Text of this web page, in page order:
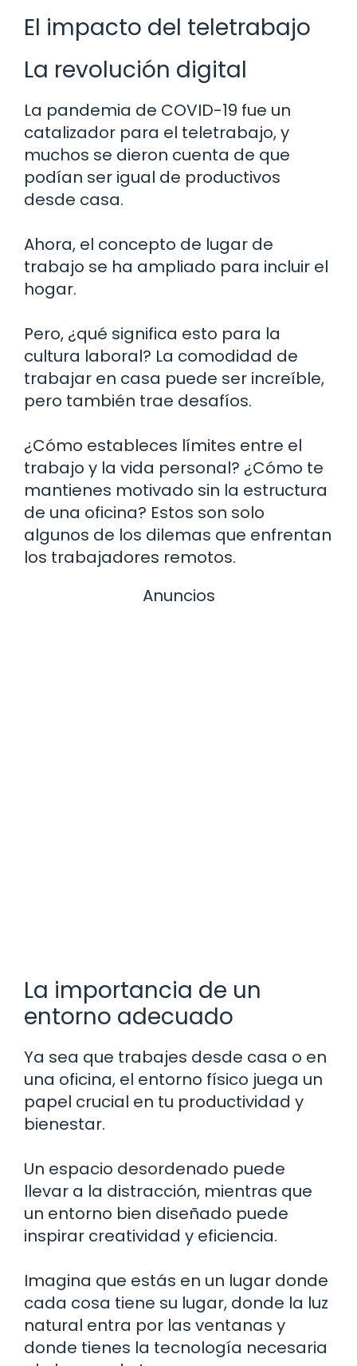
El impacto del teletrabajo
La revolución digital
La pandemia de COVID-19 fue un
catalizador para el teletrabajo, y
muchos se dieron cuenta de que
podían ser igual de productivos
desde casa.
Ahora, el concepto de lugar de
trabajo se ha ampliado para incluir el
hogar.
Pero, ¿qué significa esto para la
cultura laboral? La comodidad de
trabajar en casa puede ser increíble,
pero también trae desafíos.
¿Cómo estableces límites entre el
trabajo y la vida personal? ¿Cómo te
mantienes motivado sin la estructura
de una oficina? Estos son solo
algunos de los dilemas que enfrentan
los trabajadores remotos.
Anuncios
La importancia de un
entorno adecuado
Ya sea que trabajes desde casa o en
una oficina, el entorno físico juega un
papel crucial en tu productividad y
bienestar.
Un espacio desordenado puede
llevar a la distracción, mientras que
un entorno bien diseñado puede
inspirar creatividad y eficiencia.
Imagina que estás en un lugar donde
cada cosa tiene su lugar, donde la luz
natural entra por las ventanas y
donde tienes la tecnología necesaria